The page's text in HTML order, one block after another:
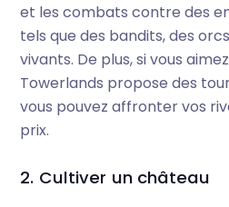
et les combats contre des
tels que des bandits, des
vivants. De plus, si vous
Towerlands propose des
vous pouvez affronter vos
prix.
2. Cultiver un château